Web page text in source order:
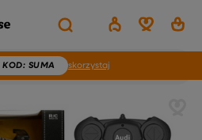
KOD: SUMA skorzystaj